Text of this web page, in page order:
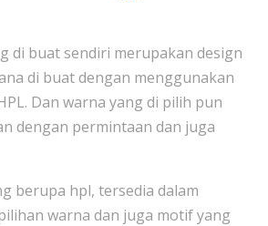
di buat sendiri merupakan design
di buat dengan menggunakan
Dan warna yang di pilih pun
dengan permintaan dan juga
berupa hpl, tersedia dalam
warna dan juga motif yang